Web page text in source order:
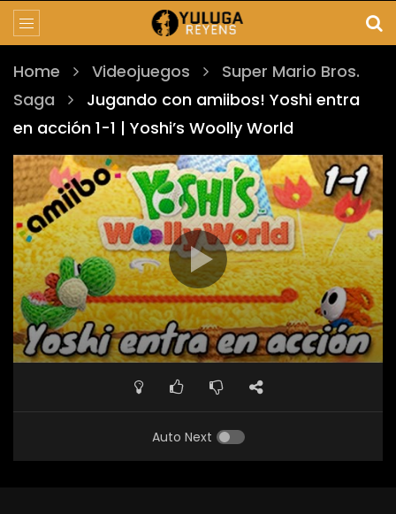
Home Videojuegos
Super Mario Bros.
Saga
Jugando con amiibos! Yoshi entra
en acción 1-1 | Yoshi’s Woolly World
Auto Next